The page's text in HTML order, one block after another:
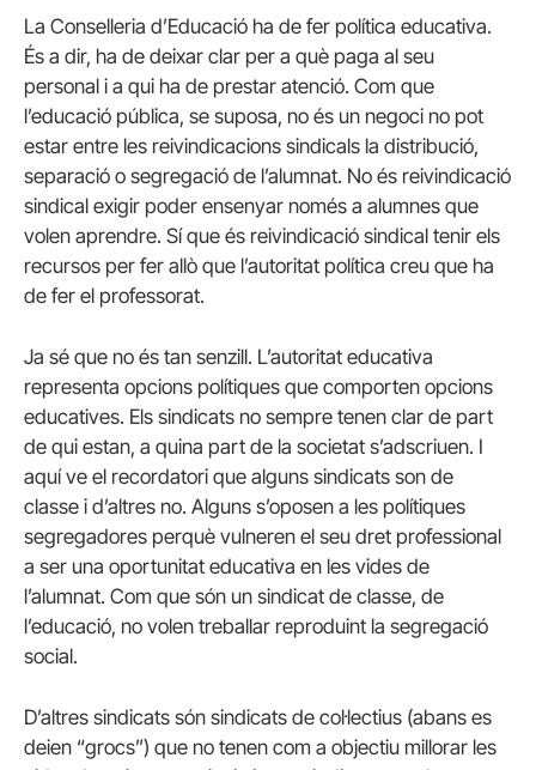
La Conselleria d’Educació ha de fer política educativa.
És a dir, ha de deixar clar per a què paga al seu
personal i a qui ha de prestar atenció. Com que
l’educació pública, se suposa, no és un negoci no pot
estar entre les reivindicacions sindicals la distribució,
separació o segregació de l’alumnat. No és reivindicació
sindical exigir poder ensenyar només a alumnes que
volen aprendre. Sí que és reivindicació sindical tenir els
recursos per fer allò que l’autoritat política creu que ha
de fer el professorat.
Ja sé que no és tan senzill. L’autoritat educativa
representa opcions polítiques que comporten opcions
educatives. Els sindicats no sempre tenen clar de part
de qui estan, a quina part de la societat s’adscriuen. I
aquí ve el recordatori que alguns sindicats son de
classe i d’altres no. Alguns s’oposen a les polítiques
segregadores perquè vulneren el seu dret professional
a ser una oportunitat educativa en les vides de
l’alumnat. Com que són un sindicat de classe, de
l’educació, no volen treballar reproduint la segregació
social.
D’altres sindicats són sindicats de col·lectius (abans es
deien “grocs”) que no tenen com a objectiu millorar les